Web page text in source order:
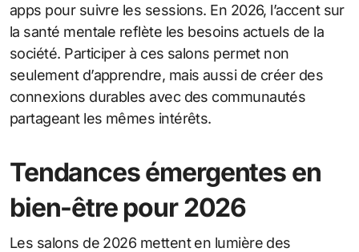
apps pour suivre les sessions. En 2026, l’accent sur
la santé mentale reflète les besoins actuels de la
société. Participer à ces salons permet non
seulement d’apprendre, mais aussi de créer des
connexions durables avec des communautés
partageant les mêmes intérêts.
Tendances émergentes en
bien-être pour 2026
Les salons de 2026 mettent en lumière des